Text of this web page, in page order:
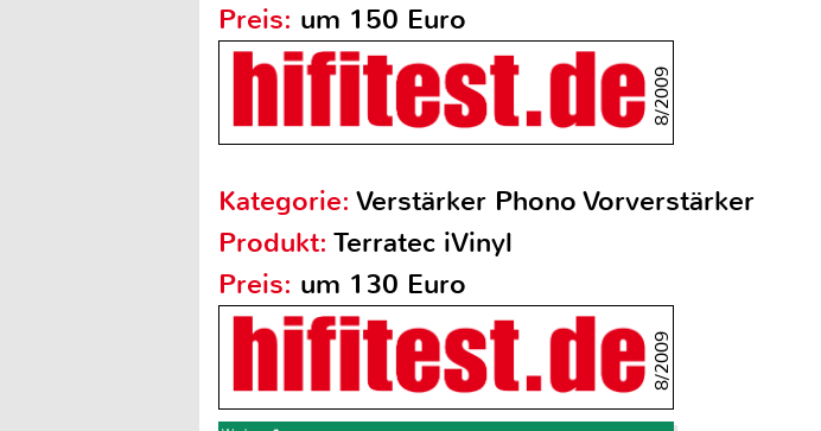
Preis: um 150 Euro
8/2009
Kategorie:Verstärker Phono Vorverstärker
Produkt:Terratec iVinyl
Preis: um 130 Euro
8/2009